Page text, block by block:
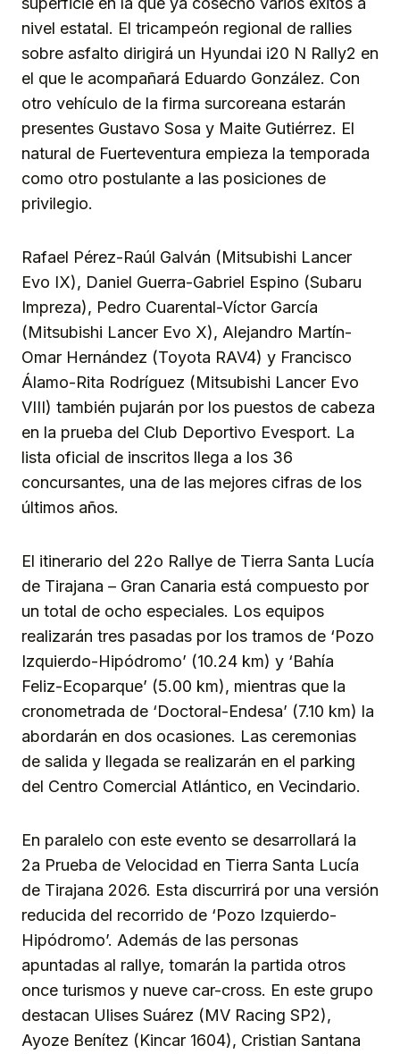
nivel estatal. El tricampeón regional de rallies
sobre asfalto dirigirá un Hyundai i20 N Rally2 en
el que le acompañará Eduardo González. Con
otro vehículo de la firma surcoreana estarán
presentes Gustavo Sosa y Maite Gutiérrez. El
natural de Fuerteventura empieza la temporada
como otro postulante a las posiciones de
privilegio.
Rafael Pérez-Raúl Galván (Mitsubishi Lancer
Evo IX), Daniel Guerra-Gabriel Espino (Subaru
Impreza), Pedro Cuarental-Víctor García
(Mitsubishi Lancer Evo X), Alejandro Martín-
Omar Hernández (Toyota RAV4) y Francisco
Álamo-Rita Rodríguez (Mitsubishi Lancer Evo
VIII) también pujarán por los puestos de cabeza
en la prueba del Club Deportivo Evesport. La
lista oficial de inscritos llega a los 36
concursantes, una de las mejores cifras de los
últimos años.
El itinerario del 22o Rallye de Tierra Santa Lucía
de Tirajana – Gran Canaria está compuesto por
un total de ocho especiales. Los equipos
realizarán tres pasadas por los tramos de ‘Pozo
Izquierdo-Hipódromo’ (10.24 km) y ‘Bahía
Feliz-Ecoparque’ (5.00 km), mientras que la
cronometrada de ‘Doctoral-Endesa’ (7.10 km) la
abordarán en dos ocasiones. Las ceremonias
de salida y llegada se realizarán en el parking
del Centro Comercial Atlántico, en Vecindario.
En paralelo con este evento se desarrollará la
2a Prueba de Velocidad en Tierra Santa Lucía
de Tirajana 2026. Esta discurrirá por una versión
reducida del recorrido de ‘Pozo Izquierdo-
Hipódromo’. Además de las personas
apuntadas al rallye, tomarán la partida otros
once turismos y nueve car-cross. En este grupo
destacan Ulises Suárez (MV Racing SP2),
Ayoze Benítez (Kincar 1604), Cristian Santana